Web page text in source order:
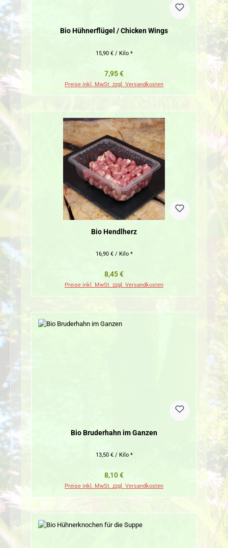
Bio Hühnerflügel / Chicken Wings
15,90 € / Kilo *
Regulärer Preis:
7,95 €
Preise inkl. MwSt. zzgl. Versandkosten
Bio Hendlherz
16,90 € / Kilo *
Regulärer Preis:
8,45 €
Preise inkl. MwSt. zzgl. Versandkosten
Bio Bruderhahn im Ganzen
13,50 € / Kilo *
Regulärer Preis:
8,10 €
Preise inkl. MwSt. zzgl. Versandkosten